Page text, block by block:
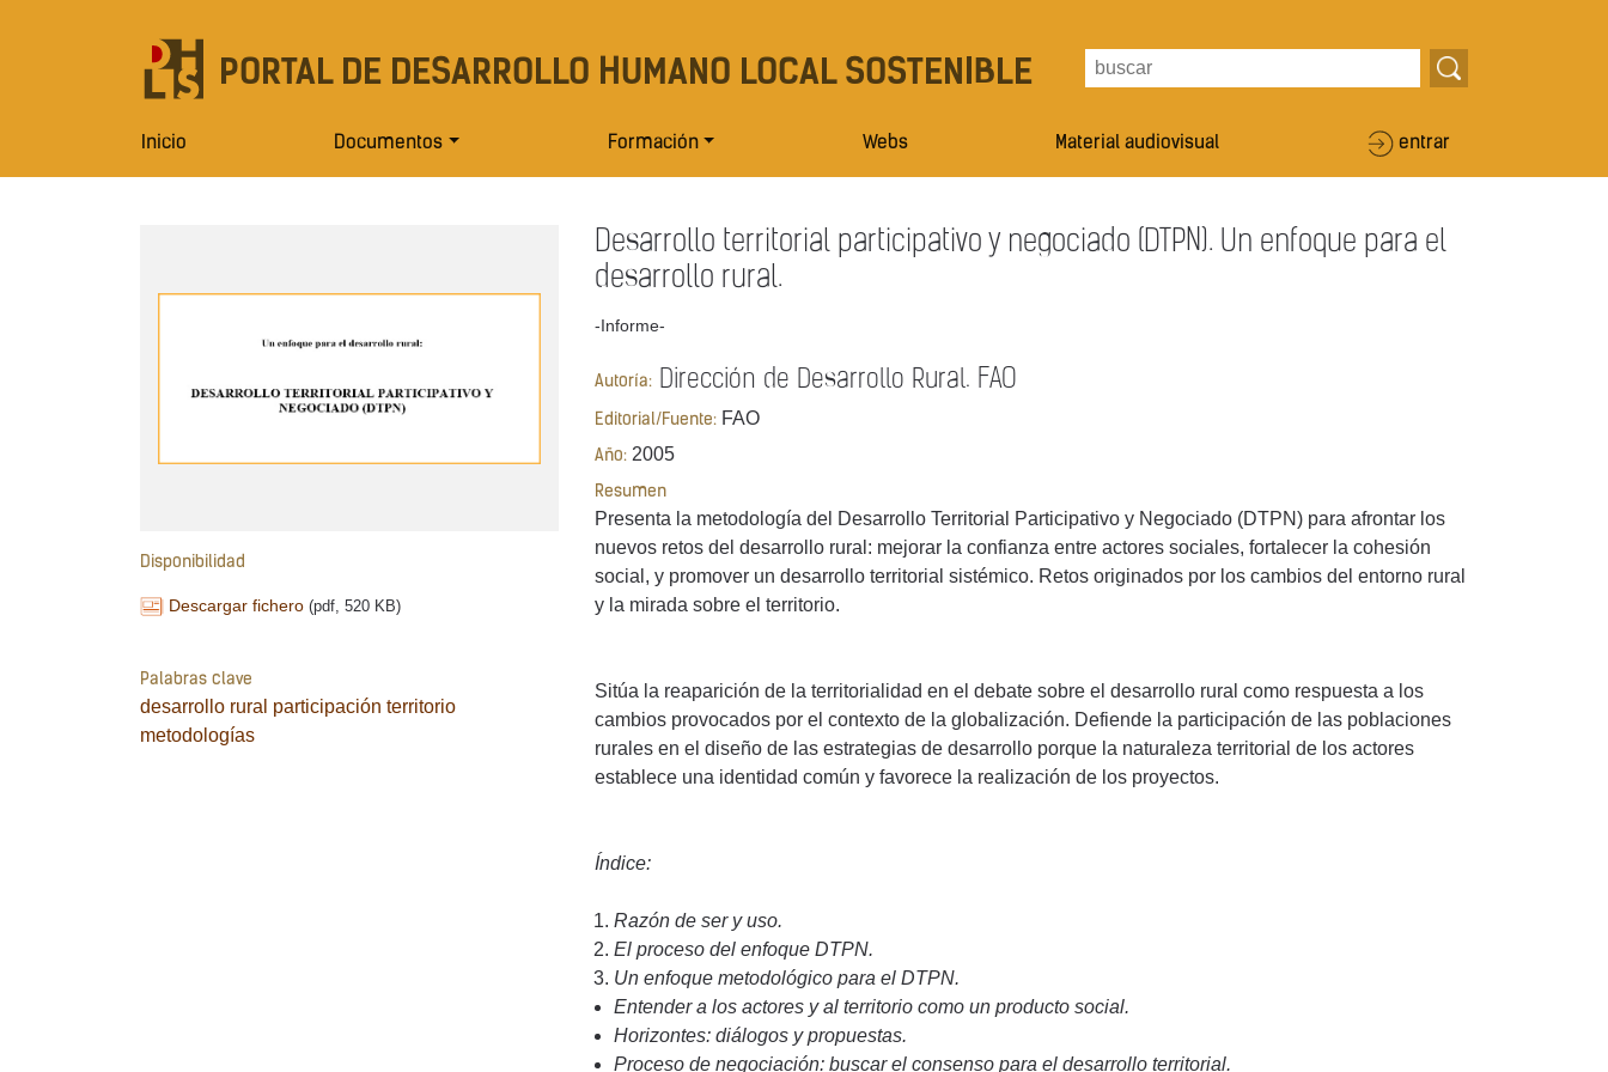
PORTAL DE DESARROLLO HUMANO LOCAL SOSTENIBLE
Inicio Documentos Formación Webs Material audiovisual entrar
Disponibilidad
Descargar fichero (pdf, 520 KB)
Palabras clave
desarrollo rural participación territorio
metodologías
Desarrollo territorial participativo y negociado (DTPN). Un enfoque para el
desarrollo rural.
-Informe-
Autoría: Dirección de Desarrollo Rural. FAO
Editorial/Fuente: FAO
Año: 2005
Resumen
Presenta la metodología del Desarrollo Territorial Participativo y Negociado (DTPN) para afrontar los
nuevos retos del desarrollo rural: mejorar la confianza entre actores sociales, fortalecer la cohesión
social, y promover un desarrollo territorial sistémico. Retos originados por los cambios del entorno rural
y la mirada sobre el territorio.
Sitúa la reaparición de la territorialidad en el debate sobre el desarrollo rural como respuesta a los
cambios provocados por el contexto de la globalización. Defiende la participación de las poblaciones
rurales en el diseño de las estrategias de desarrollo porque la naturaleza territorial de los actores
establece una identidad común y favorece la realización de los proyectos.
Índice:
Razón de ser y uso.
El proceso del enfoque DTPN.
Un enfoque metodológico para el DTPN.
Entender a los actores y al territorio como un producto social.
Horizontes: diálogos y propuestas.
Proceso de negociación: buscar el consenso para el desarrollo territorial.